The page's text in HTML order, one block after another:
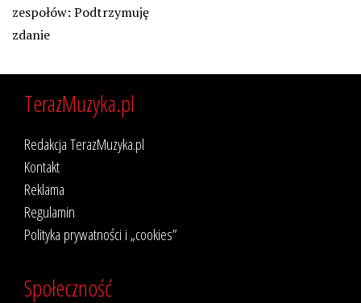
zespołów: Podtrzymuję
zdanie
TerazMuzyka.pl
Redakcja TerazMuzyka.pl
Kontakt
Reklama
Regulamin
Polityka prywatności i „cookies”
Społeczność